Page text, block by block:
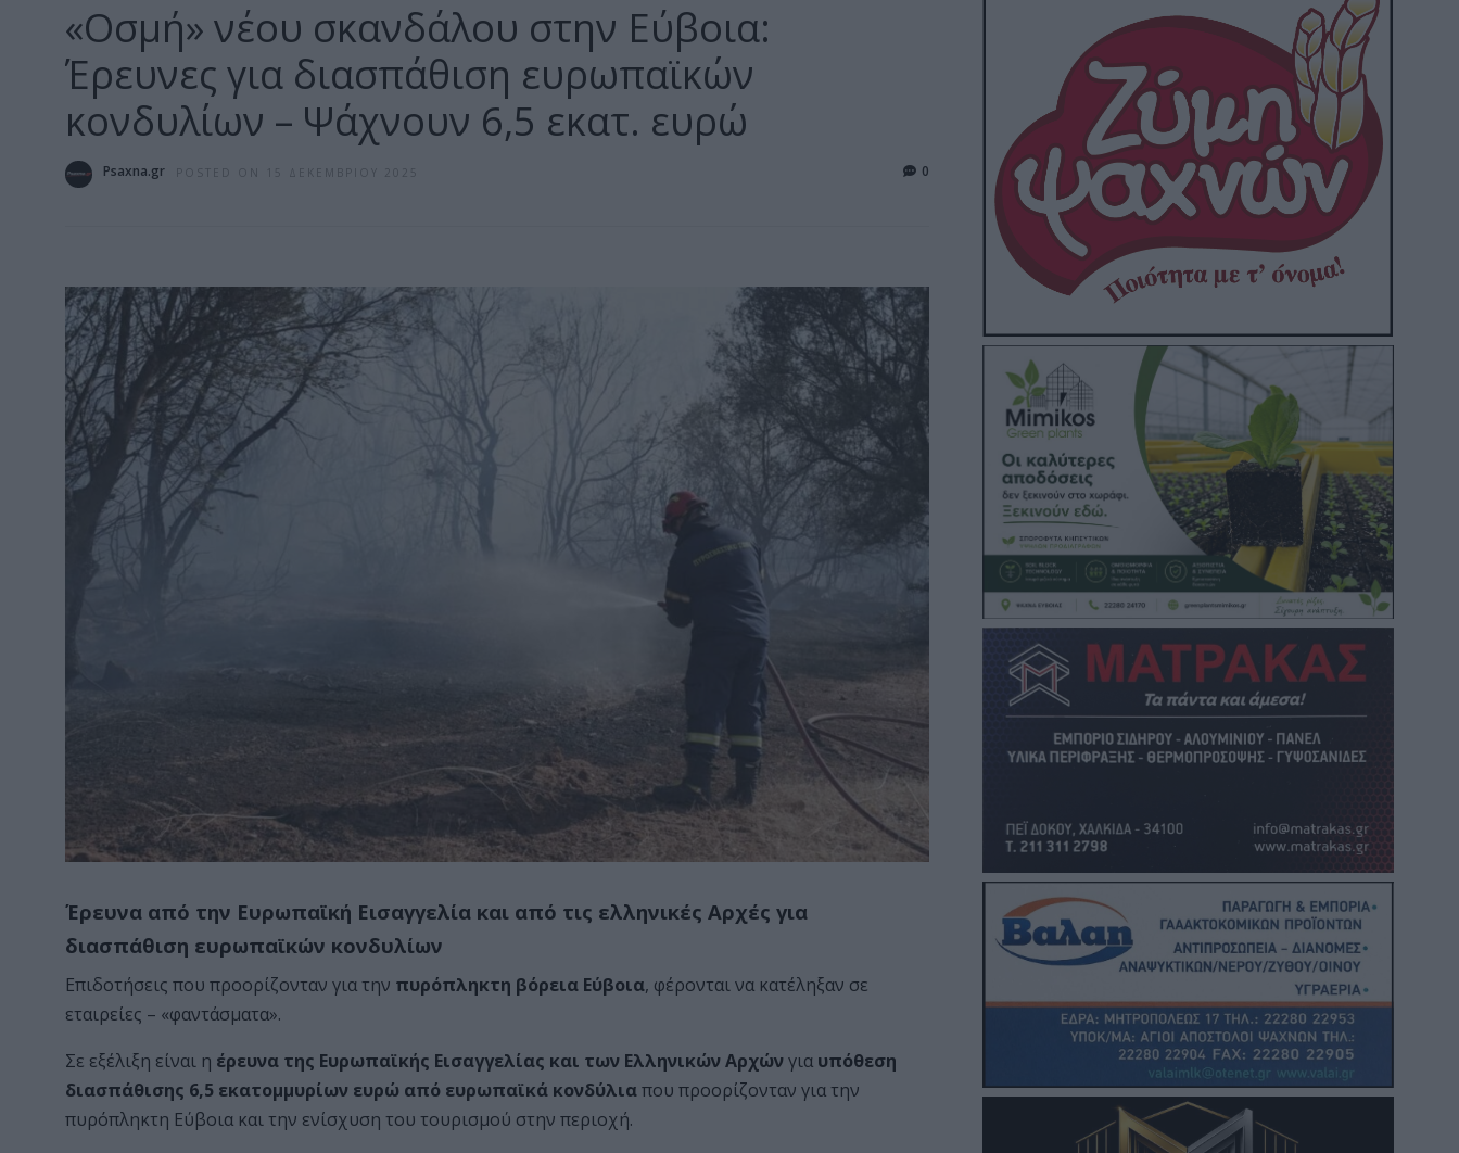
«Οσμή» νέου σκανδάλου στην Εύβοια:
Έρευνες για διασπάθιση ευρωπαϊκών
κονδυλίων – Ψάχνουν 6,5 εκατ. ευρώ
Psaxna.gr POSTED ON 15 ΔΕΚΕΜΒΡΊΟΥ 2025 0
Έρευνα από την Ευρωπαϊκή Εισαγγελία και από τις ελληνικές Αρχές για
διασπάθιση ευρωπαϊκών κονδυλίων
Επιδοτήσεις που προορίζονταν για την πυρόπληκτη βόρεια Εύβοια, φέρονται να κατέληξαν σε
εταιρείες – «φαντάσματα».
Σε εξέλιξη είναι η έρευνα της Ευρωπαϊκής Εισαγγελίας και των Ελληνικών Αρχώνγια υπόθεση
διασπάθισης 6,5 εκατομμυρίων ευρώ από ευρωπαϊκά κονδύλιαπου προορίζονταν για την
πυρόπληκτη Εύβοια και την ενίσχυση του τουρισμού στην περιοχή.